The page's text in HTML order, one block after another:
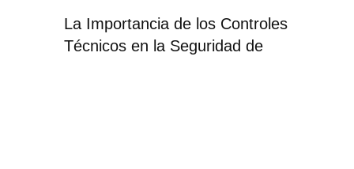
La Importancia de los Controles
Técnicos en la Seguridad de